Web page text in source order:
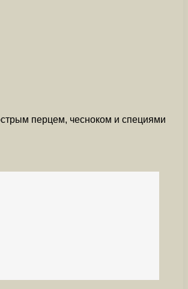
перцем, чесноком и специями